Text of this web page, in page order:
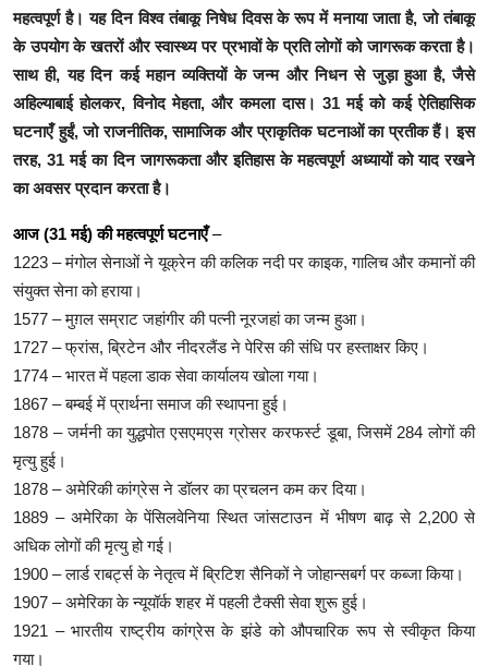
महत्वपूर्ण है। यह दिन विश्व तंबाकू निषेध दिवस के रूप में मनाया जाता है, जो तंबाकू
के उपयोग के खतरों और स्वास्थ्य पर प्रभावों के प्रति लोगों को जागरूक करता है।
साथ ही, यह दिन कई महान व्यक्तियों के जन्म और निधन से जुड़ा हुआ है, जैसे
अहिल्याबाई होलकर, विनोद मेहता, और कमला दास। 31 मई को कई ऐतिहासिक
घटनाएँ हुईं, जो राजनीतिक, सामाजिक और प्राकृतिक घटनाओं का प्रतीक हैं। इस
तरह, 31 मई का दिन जागरूकता और इतिहास के महत्वपूर्ण अध्यायों को याद रखने
का अवसर प्रदान करता है।
आज (31 मई) की महत्वपूर्ण घटनाएँ–
1223 – मंगोल सेनाओं ने यूक्रेन की कलिक नदी पर काइक, गालिच और कमानों की
संयुक्त सेना को हराया।
1577 – मुग़ल सम्राट जहांगीर की पत्नी नूरजहां का जन्म हुआ।
1727 – फ्रांस, ब्रिटेन और नीदरलैंड ने पेरिस की संधि पर हस्ताक्षर किए।
1774 – भारत में पहला डाक सेवा कार्यालय खोला गया।
1867 – बम्बई में प्रार्थना समाज की स्थापना हुई।
1878 – जर्मनी का युद्धपोत एसएमएस ग्रोसर करफर्स्ट डूबा, जिसमें 284 लोगों की
मृत्यु हुई।
1878 – अमेरिकी कांग्रेस ने डॉलर का प्रचलन कम कर दिया।
1889 – अमेरिका के पेंसिलवेनिया स्थित जांसटाउन में भीषण बाढ़ से 2,200 से
अधिक लोगों की मृत्यु हो गई।
1900 – लार्ड राबर्ट्स के नेतृत्व में ब्रिटिश सैनिकों ने जोहान्सबर्ग पर कब्जा किया।
1907 – अमेरिका के न्यूयॉर्क शहर में पहली टैक्सी सेवा शुरू हुई।
1921 – भारतीय राष्ट्रीय कांग्रेस के झंडे को औपचारिक रूप से स्वीकृत किया
गया।